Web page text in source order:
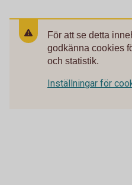
För att se detta
godkänna cookies
och statistik.
Inställningar för